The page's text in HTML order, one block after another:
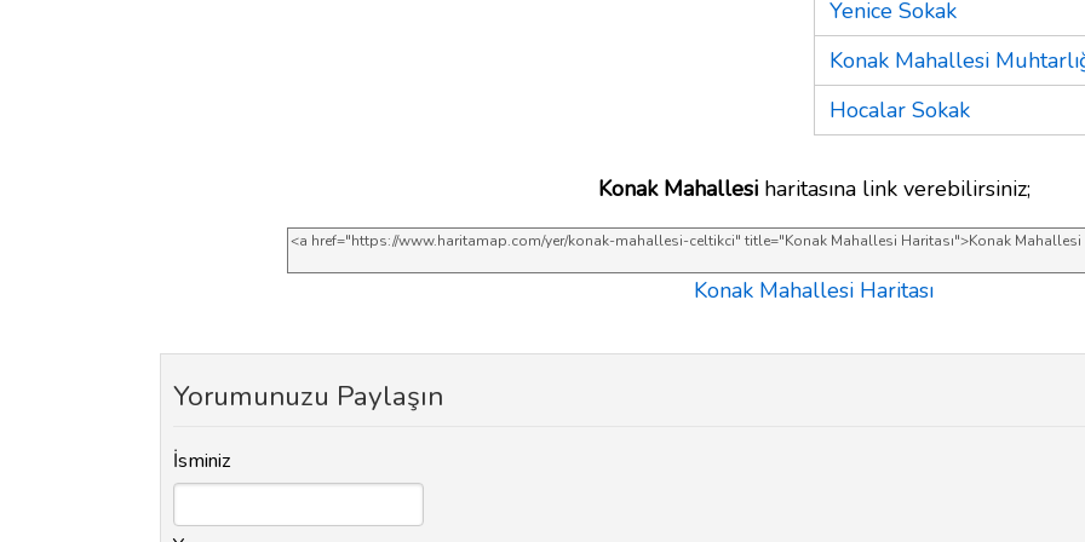
Yenice Sokak
Konak Mahallesi
Hocalar Sokak
Konak Mahallesiharitasına link verebilirsiniz;
Konak Mahallesi Haritası
Yorumunuzu Paylaşın
İsminiz